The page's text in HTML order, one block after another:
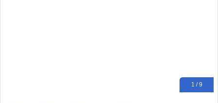
1 / 9